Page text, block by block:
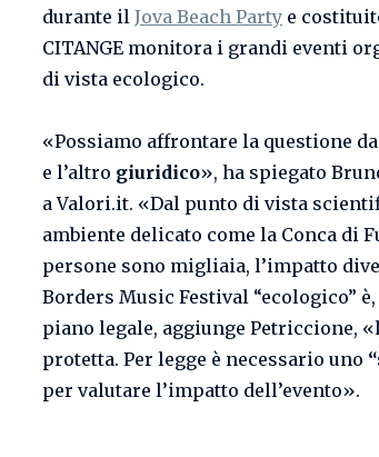
durante il Jova Beach Party e
CITANGE monitora i grandi eventi
di vista ecologico.
«Possiamo affrontare la questione
e l’altro giuridico», ha spiegato
a Valori.it. «Dal punto di vista
ambiente delicato come la Conca di
persone sono migliaia, l’impatto
Borders Music Festival “ecologico”
piano legale, aggiunge Petriccione,
protetta. Per legge è necessario uno
per valutare l’impatto dell’evento».